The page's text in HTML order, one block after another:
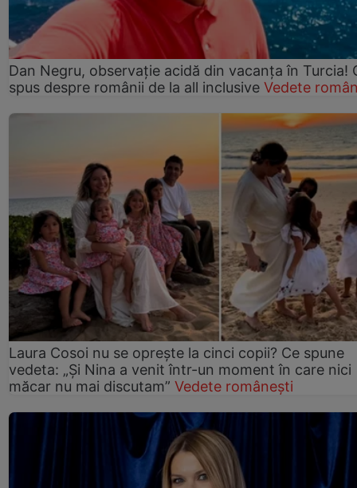
Dan Negru, observație acidă din vacanța în Turcia!
spus despre românii de la all inclusive Vedete
Laura Cosoi nu se oprește la cinci copii? Ce spune
vedeta: „Și Nina a venit într-un moment în care nici
măcar nu mai discutam” Vedete românești